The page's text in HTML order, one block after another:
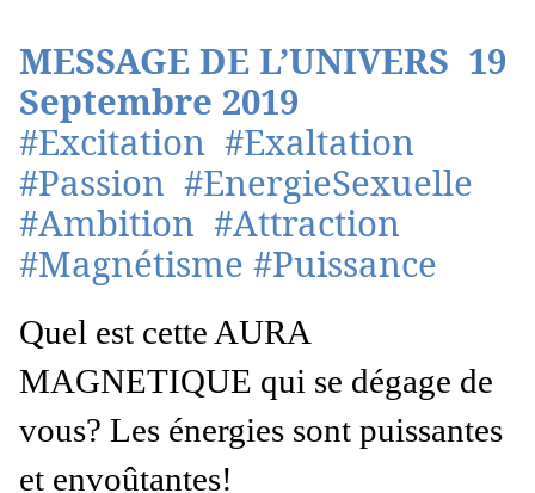
MESSAGE DE L’UNIVERS 19
Septembre 2019
#Excitation #Exaltation
#Passion #EnergieSexuelle
#Ambition #Attraction
#Magnétisme #Puissance
Quel est cette AURA
MAGNETIQUE qui se dégage de
vous? Les énergies sont puissantes
et envoûtantes!